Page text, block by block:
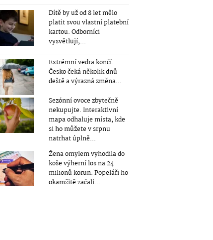
Dítě by už od 8 let mělo
platit svou vlastní platební
kartou. Odborníci
vysvětlují,...
Extrémní vedra končí.
Česko čeká několik dnů
deště a výrazná změna...
Sezónní ovoce zbytečně
nekupujte. Interaktivní
mapa odhaluje místa, kde
si ho můžete v srpnu
natrhat úplně...
Žena omylem vyhodila do
koše výherní los na 24
milionů korun. Popeláři ho
okamžitě začali...